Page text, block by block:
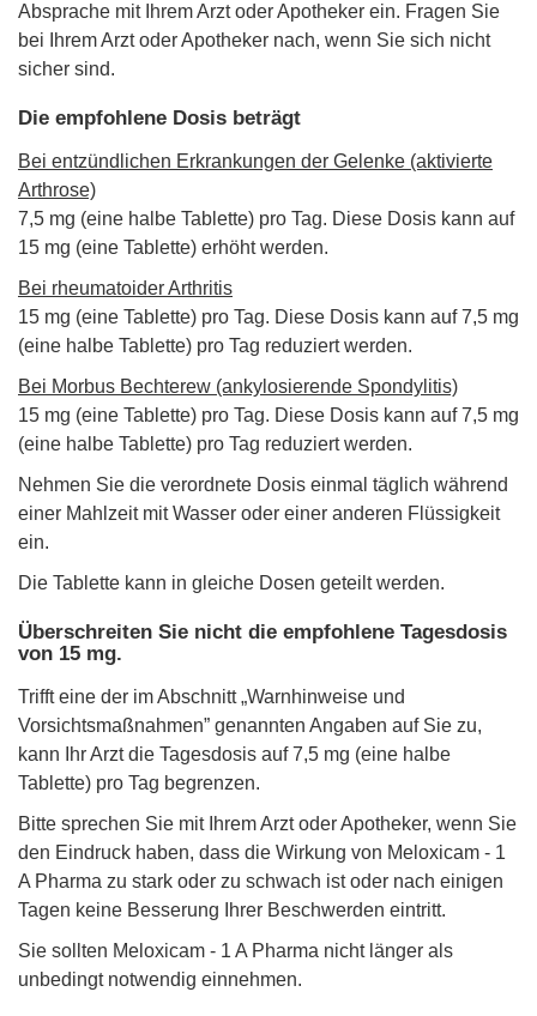
Absprache mit Ihrem Arzt oder Apotheker ein. Fragen Sie
bei Ihrem Arzt oder Apotheker nach, wenn Sie sich nicht
sicher sind.
Die empfohlene Dosis beträgt
Bei entzündlichen Erkrankungen der Gelenke (aktivierte
Arthrose)
7,5 mg (eine halbe Tablette) pro Tag. Diese Dosis kann auf
15 mg (eine Tablette) erhöht werden.
Bei rheumatoider Arthritis
15 mg (eine Tablette) pro Tag. Diese Dosis kann auf 7,5 mg
(eine halbe Tablette) pro Tag reduziert werden.
Bei Morbus Bechterew (ankylosierende Spondylitis)
15 mg (eine Tablette) pro Tag. Diese Dosis kann auf 7,5 mg
(eine halbe Tablette) pro Tag reduziert werden.
Nehmen Sie die verordnete Dosis einmal täglich während
einer Mahlzeit mit Wasser oder einer anderen Flüssigkeit
ein.
Die Tablette kann in gleiche Dosen geteilt werden.
Überschreiten Sie nicht die empfohlene Tagesdosis
von 15 mg.
Trifft eine der im Abschnitt „Warnhinweise und
Vorsichtsmaßnahmen” genannten Angaben auf Sie zu,
kann Ihr Arzt die Tagesdosis auf 7,5 mg (eine halbe
Tablette) pro Tag begrenzen.
Bitte sprechen Sie mit Ihrem Arzt oder Apotheker, wenn Sie
den Eindruck haben, dass die Wirkung von Meloxicam - 1
A Pharma zu stark oder zu schwach ist oder nach einigen
Tagen keine Besserung Ihrer Beschwerden eintritt.
Sie sollten Meloxicam - 1 A Pharma nicht länger als
unbedingt notwendig einnehmen.